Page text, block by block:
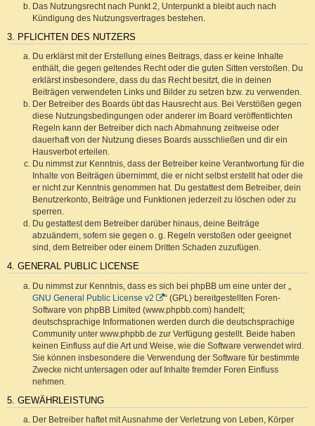
Das Nutzungsrecht nach Punkt 2, Unterpunkt a bleibt auch nach
Kündigung des Nutzungsvertrages bestehen.
3. PFLICHTEN DES NUTZERS
Du erklärst mit der Erstellung eines Beitrags, dass er keine Inhalte
enthält, die gegen geltendes Recht oder die guten Sitten verstoßen. Du
erklärst insbesondere, dass du das Recht besitzt, die in deinen
Beiträgen verwendeten Links und Bilder zu setzen bzw. zu verwenden.
Der Betreiber des Boards übt das Hausrecht aus. Bei Verstößen gegen
diese Nutzungsbedingungen oder anderer im Board veröffentlichten
Regeln kann der Betreiber dich nach Abmahnung zeitweise oder
dauerhaft von der Nutzung dieses Boards ausschließen und dir ein
Hausverbot erteilen.
Du nimmst zur Kenntnis, dass der Betreiber keine Verantwortung für die
Inhalte von Beiträgen übernimmt, die er nicht selbst erstellt hat oder die
er nicht zur Kenntnis genommen hat. Du gestattest dem Betreiber, dein
Benutzerkonto, Beiträge und Funktionen jederzeit zu löschen oder zu
sperren.
Du gestattest dem Betreiber darüber hinaus, deine Beiträge
abzuändern, sofern sie gegen o. g. Regeln verstoßen oder geeignet
sind, dem Betreiber oder einem Dritten Schaden zuzufügen.
4. GENERAL PUBLIC LICENSE
Du nimmst zur Kenntnis, dass es sich bei phpBB um eine unter der „
GNU General Public License v2
“ (GPL) bereitgestellten Foren-
Software von phpBB Limited (www.phpbb.com) handelt;
deutschsprachige Informationen werden durch die deutschsprachige
Community unter www.phpbb.de zur Verfügung gestellt. Beide haben
keinen Einfluss auf die Art und Weise, wie die Software verwendet wird.
Sie können insbesondere die Verwendung der Software für bestimmte
Zwecke nicht untersagen oder auf Inhalte fremder Foren Einfluss
nehmen.
5. GEWÄHRLEISTUNG
Der Betreiber haftet mit Ausnahme der Verletzung von Leben, Körper